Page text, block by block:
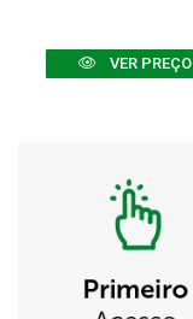
VER PREÇO